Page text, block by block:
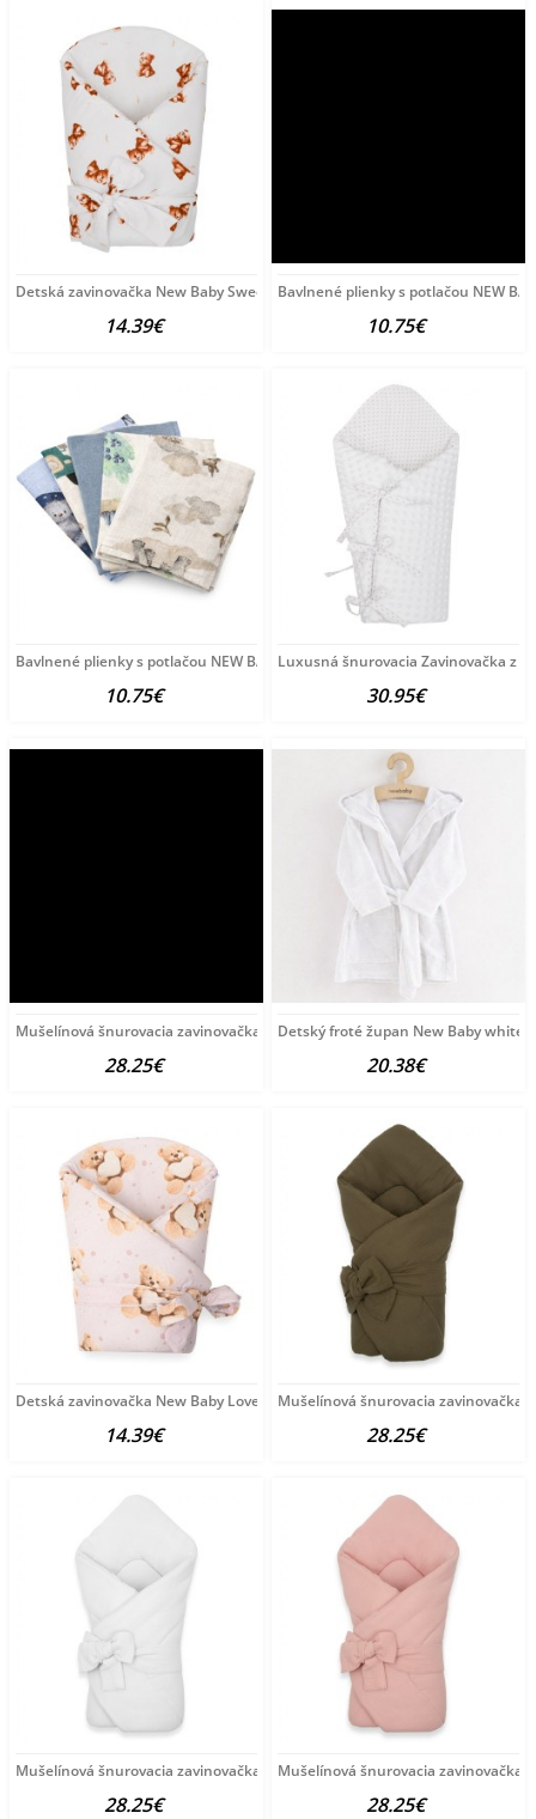
Detská zavinovačka New Baby Sweet baby bears 80x80 cm
14.39€
Bavlnené plienky s potlačou NEW
10.75€
Bavlnené plienky s potlačou NEW BABY 60x80 cm STANDARD
10.75€
Luxusná šnurovacia Zavinovačka z
30.95€
Mušelínová šnurovacia zavinovačka New Baby blue modrá
28.25€
Detský froté župan New Baby white
20.38€
Detská zavinovačka New Baby Love Teddy bear 80x80 cm pink
14.39€
Mušelínová šnurovacia zavinovačka
28.25€
Mušelínová šnurovacia zavinovačka New Baby white biela
28.25€
Mušelínová šnurovacia zavinovačka
28.25€